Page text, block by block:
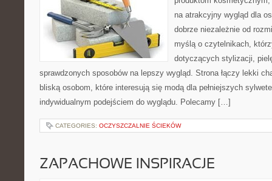
na atrakcyjny wygląd dla
dobrze niezależnie od
myślą o czytelnikach,
dotyczących stylizacji,
sprawdzonych sposobów na lepszy wygląd. Strona łączy lekki
bliską osobom, które interesują się modą dla pełniejszych
indywidualnym podejściem do wyglądu. Polecamy […]
CATEGORIES: OCZYSZCZALNIE ŚCIEKÓW
ZAPACHOWE INSPIRACJE